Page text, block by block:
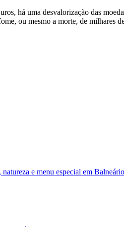
há uma desvalorização das
ou mesmo a morte, de milhares